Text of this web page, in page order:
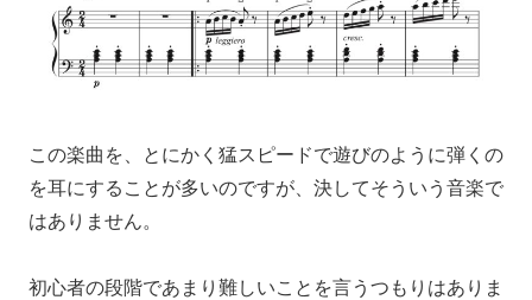
この楽曲を、
とにかく猛スピードで遊びのように弾くの
を耳にすることが多いのですが、 決してそういう音楽で
はありません。
初心者の段階であまり難しいことを言うつもりはありま